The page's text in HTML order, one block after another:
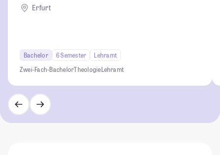
Erfurt
Bachelor 6 Semester
Lehramt
Zwei-Fach-BachelorTheologieLehramt